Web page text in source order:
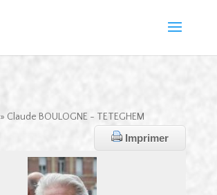
» Claude BOULOGNE - TETEGHEM
Imprimer